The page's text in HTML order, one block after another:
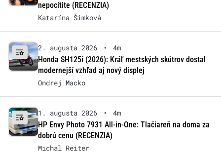
nepocítite (RECENZIA)
Katarína Šimková
2. augusta 2026 •
4m
Honda SH125i (2026): Kráľ mestských skútrov dostal
modernejší vzhľad aj nový displej
Ondrej Macko
1. augusta 2026 •
4m
HP Envy Photo 7931 All-in-One: Tlačiareň na doma za
dobrú cenu (RECENZIA)
Michal Reiter